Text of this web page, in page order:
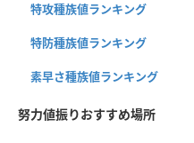
特攻種族値ランキング
特防種族値ランキング
素早さ種族値ランキング
努力値振りおすすめ場所